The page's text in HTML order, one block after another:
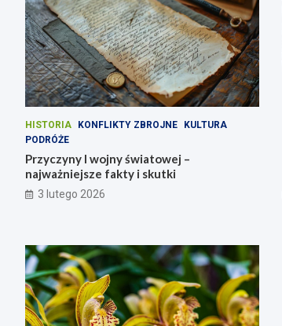
HISTORIA KONFLIKTY ZBROJNE
KULTURA
PODRÓŻE
Przyczyny I wojny światowej –
najważniejsze fakty i skutki
3 lutego 2026